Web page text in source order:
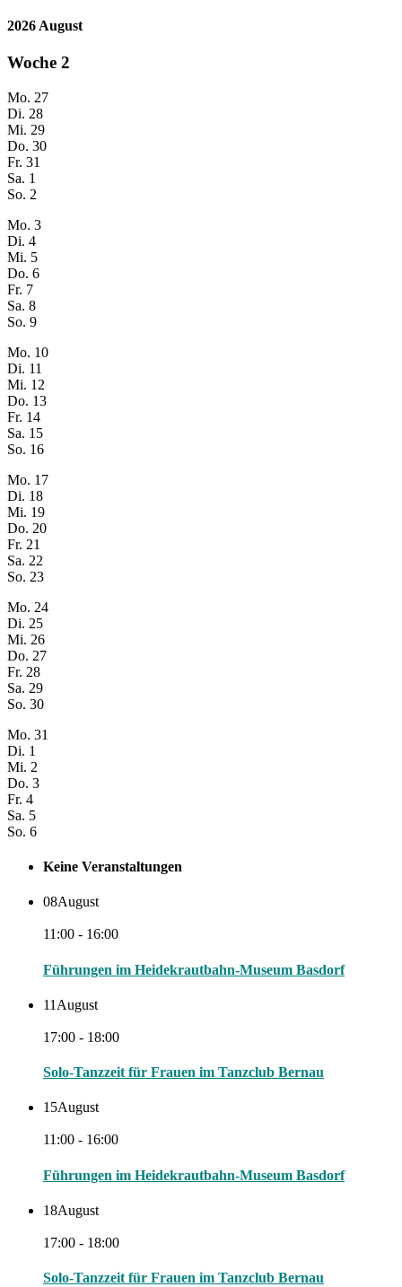
2026 August
Woche 2
Mo. 27
Di. 28
Mi. 29
Do. 30
Fr. 31
Sa. 1
So. 2
Mo. 3
Di. 4
Mi. 5
Do. 6
Fr. 7
Sa. 8
So. 9
Mo. 10
Di. 11
Mi. 12
Do. 13
Fr. 14
Sa. 15
So. 16
Mo. 17
Di. 18
Mi. 19
Do. 20
Fr. 21
Sa. 22
So. 23
Mo. 24
Di. 25
Mi. 26
Do. 27
Fr. 28
Sa. 29
So. 30
Mo. 31
Di. 1
Mi. 2
Do. 3
Fr. 4
Sa. 5
So. 6
Keine Veranstaltungen
08August
11:00 - 16:00
Führungen im Heidekrautbahn-Museum Basdorf
11 August
17:00 - 18:00
Solo-Tanzzeit für Frauen im Tanzclub Bernau
15August
11:00 - 16:00
Führungen im Heidekrautbahn-Museum Basdorf
18August
17:00 - 18:00
Solo-Tanzzeit für Frauen im Tanzclub Bernau